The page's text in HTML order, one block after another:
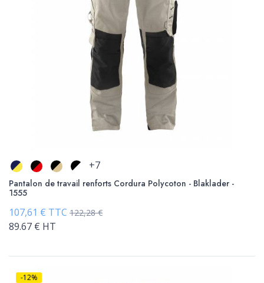
+7
Pantalon de travail renforts Cordura Polycoton - Blaklader -
1555
107,61 € TTC 122,28 €
89.67 € HT
-12%